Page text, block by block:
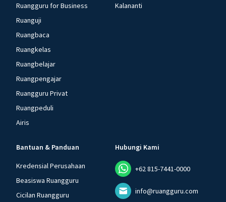
Ruangguru for Business
Ruanguji
Ruangbaca
Ruangkelas
Ruangbelajar
Ruangpengajar
Ruangguru Privat
Ruangpeduli
Airis
Kalananti
Bantuan & Panduan
Kredensial Perusahaan
Beasiswa Ruangguru
Cicilan Ruangguru
Hubungi Kami
+62 815-7441-0000
info@ruangguru.com